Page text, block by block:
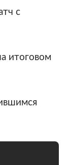
с
итоговом